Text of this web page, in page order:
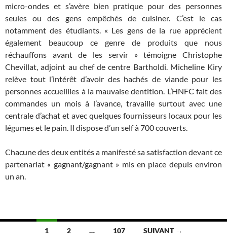
micro-ondes et s’avère bien pratique pour des personnes
seules ou des gens empêchés de cuisiner. C’est le cas
notamment des étudiants. « Les gens de la rue apprécient
également beaucoup ce genre de produits que nous
réchauffons avant de les servir » témoigne Christophe
Chevillat, adjoint au chef de centre Bartholdi. Micheline Kiry
relève tout l’intérêt d’avoir des hachés de viande pour les
personnes accueillies à la mauvaise dentition. L’HNFC fait des
commandes un mois à l’avance, travaille surtout avec une
centrale d’achat et avec quelques fournisseurs locaux pour les
légumes et le pain. Il dispose d’un self à 700 couverts.
Chacune des deux entités a manifesté sa satisfaction devant ce
partenariat « gagnant/gagnant » mis en place depuis environ
un an.
Navigation
1 2 … 107 SUIVANT →